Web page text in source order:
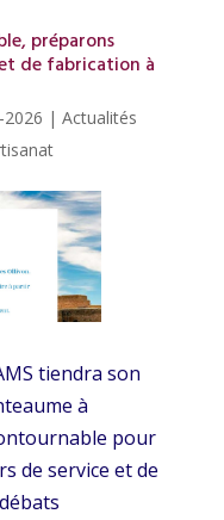
préparons
de fabrication à
2026 | Actualités
tiendra son
à
pour
de service et de